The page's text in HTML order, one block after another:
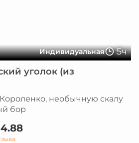
Индивидуальная 5ч
уголок (из
необычную скалу
бор
4.88